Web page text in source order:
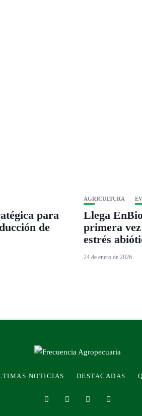
para
de
AGRICULTURA
Llega
primera
estrés
24 de enero de 2026
NOTICIAS DESTACADAS